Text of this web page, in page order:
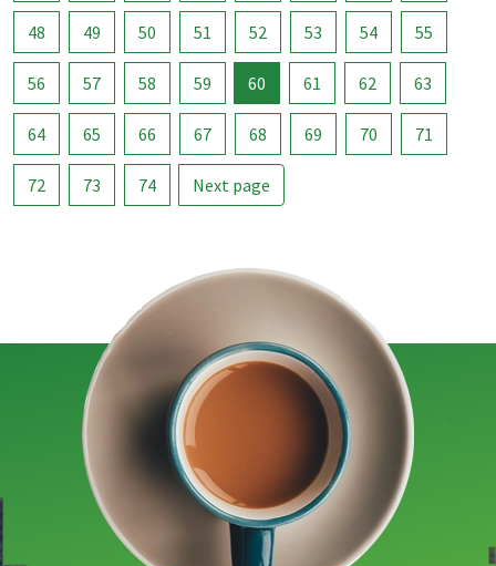
48 49 50 51 52 53 54 55
56 57 58 59 60 61 62 63
64 65 66 67 68 69 70 71
72 73 74 Next page